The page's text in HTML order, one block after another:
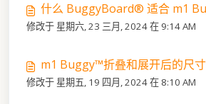
什么 BuggyBoard® 适合 m1
修改于 星期六, 23 三月, 2024 在 9:14 AM
m1 Buggy™折叠和展开后的尺寸
修改于 星期五, 19 四月, 2024 在 8:10 AM